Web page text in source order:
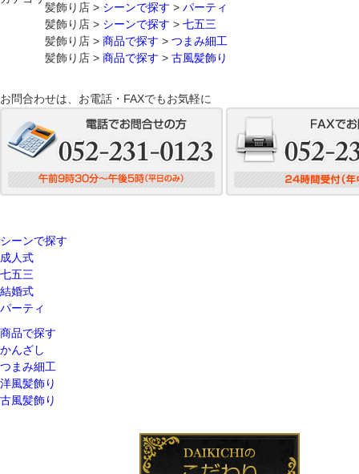
髪飾り店 > シーンで探す > パーティ
髪飾り店 > シーンで探す > 七五三
髪飾り店 > 商品で探す > つまみ細工
髪飾り店 > 商品で探す > 古風髪飾り
お問合わせは、お電話・FAXでもお気軽に
シーンで探す
成人式
七五三
結婚式
パーティ
商品で探す
かんざし
つまみ細工
洋風髪飾り
古風髪飾り